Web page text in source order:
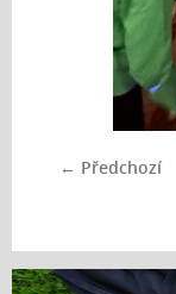
← Předchozí